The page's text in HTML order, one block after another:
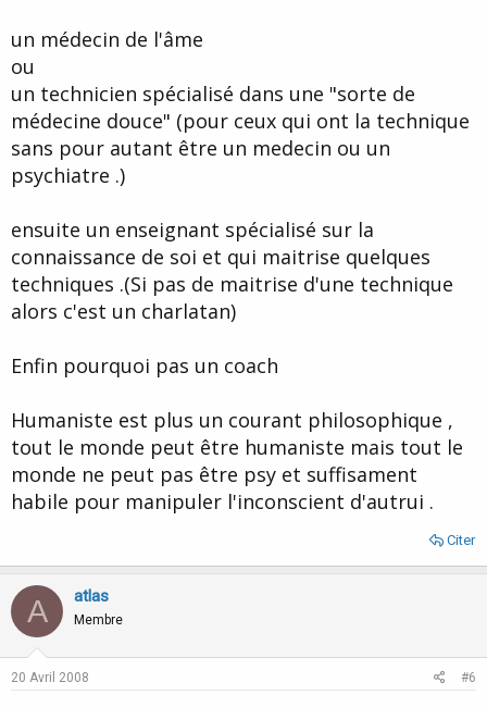
un médecin de l'âme
ou
un technicien spécialisé dans une "sorte de
médecine douce" (pour ceux qui ont la technique
sans pour autant être un medecin ou un
psychiatre .)
ensuite un enseignant spécialisé sur la
connaissance de soi et qui maitrise quelques
techniques .(Si pas de maitrise d'une technique
alors c'est un charlatan)
Enfin pourquoi pas un coach
Humaniste est plus un courant philosophique ,
tout le monde peut être humaniste mais tout le
monde ne peut pas être psy et suffisament
habile pour manipuler l'inconscient d'autrui .
Citer
A atlas
Membre
20 Avril 2008 #6